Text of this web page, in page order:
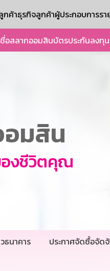
กค้าธุรกิจลูกค้าผู้ประกอบการร
อสลากออมสินบัตรประกันลงทุน
อมสิน
งชีวิตคุณ
ธนาคาร ประกาศจัดซื้อจัด